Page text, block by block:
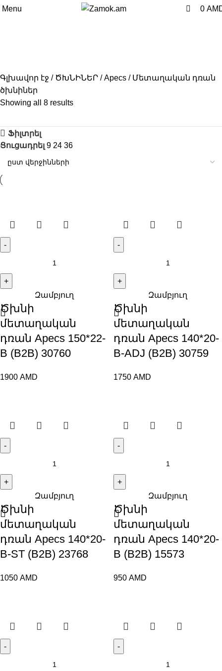
Menu 0
Գլխավոր էջ ԾԽՆԻՆԵՐ Apecs
Մետաղական դռան
ծխնիներ
Showing all 8 results
Ֆիլտրել
Ցուցադրել 9 24 36
Զամբյուղ
Ծխնի
մետաղական
դռան Apecs 150*22-
B (B2B) 30760
1900 AMD
Զամբյուղ
Ծխնի
մետաղական
դռան Apecs 140*20-
B-ADJ (B2B) 30759
1750 AMD
Զամբյուղ
Ծխնի
մետաղական
դռան Apecs 140*20-
B-ST (B2B) 23768
1050 AMD
Զամբյուղ
Ծխնի
մետաղական
դռան Apecs 140*20-
B (B2B) 15573
950 AMD